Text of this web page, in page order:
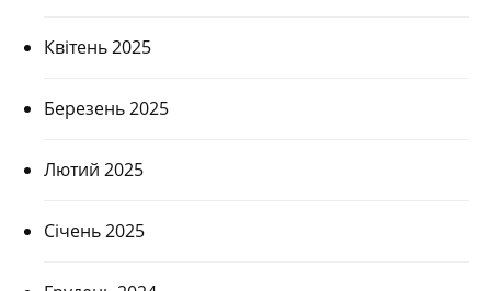
Квітень 2025
Березень 2025
Лютий 2025
Січень 2025